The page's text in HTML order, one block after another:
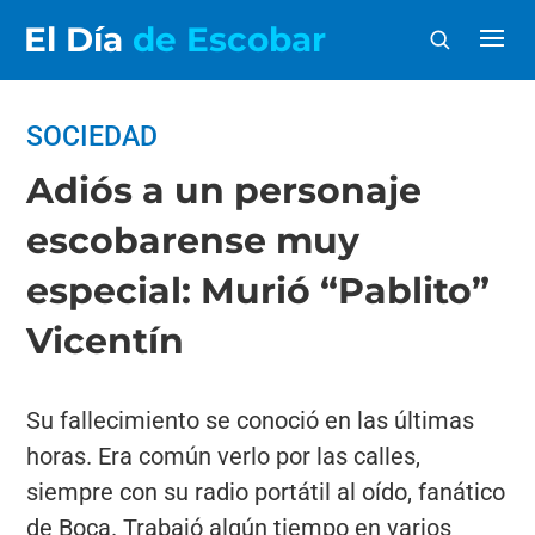
El Día de Escobar
SOCIEDAD
Adiós a un personaje
escobarense muy
especial: Murió “Pablito”
Vicentín
Su fallecimiento se conoció en las últimas
horas. Era común verlo por las calles,
siempre con su radio portátil al oído, fanático
de Boca. Trabajó algún tiempo en varios